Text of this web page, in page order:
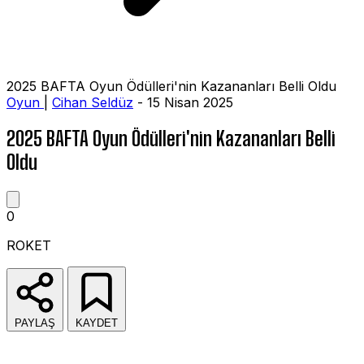
2025 BAFTA Oyun Ödülleri'nin Kazananları Belli Oldu
Oyun
Cihan Seldüz - 15 Nisan 2025
2025 BAFTA Oyun Ödülleri'nin Kazananları Belli
Oldu
0
ROKET
PAYLAŞ KAYDET